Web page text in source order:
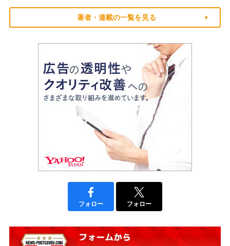
著者・連載の一覧を見る
フォロー フォロー